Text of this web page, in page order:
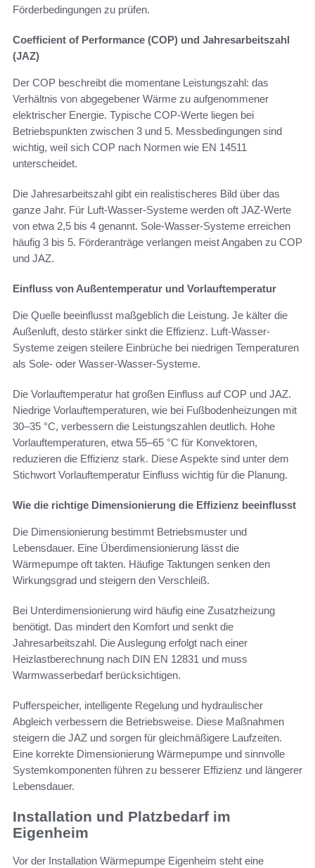
Förderbedingungen zu prüfen.
Coefficient of Performance (COP) und Jahresarbeitszahl
(JAZ)
Der COP beschreibt die momentane Leistungszahl: das
Verhältnis von abgegebener Wärme zu aufgenommener
elektrischer Energie. Typische COP-Werte liegen bei
Betriebspunkten zwischen 3 und 5. Messbedingungen sind
wichtig, weil sich COP nach Normen wie EN 14511
unterscheidet.
Die Jahresarbeitszahl gibt ein realistischeres Bild über das
ganze Jahr. Für Luft-Wasser-Systeme werden oft JAZ-Werte
von etwa 2,5 bis 4 genannt. Sole-Wasser-Systeme erreichen
häufig 3 bis 5. Förderanträge verlangen meist Angaben zu COP
und JAZ.
Einfluss von Außentemperatur und Vorlauftemperatur
Die Quelle beeinflusst maßgeblich die Leistung. Je kälter die
Außenluft, desto stärker sinkt die Effizienz. Luft-Wasser-
Systeme zeigen steilere Einbrüche bei niedrigen Temperaturen
als Sole- oder Wasser-Wasser-Systeme.
Die Vorlauftemperatur hat großen Einfluss auf COP und JAZ.
Niedrige Vorlauftemperaturen, wie bei Fußbodenheizungen mit
30–35 °C, verbessern die Leistungszahlen deutlich. Hohe
Vorlauftemperaturen, etwa 55–65 °C für Konvektoren,
reduzieren die Effizienz stark. Diese Aspekte sind unter dem
Stichwort Vorlauftemperatur Einfluss wichtig für die Planung.
Wie die richtige Dimensionierung die Effizienz beeinflusst
Die Dimensionierung bestimmt Betriebsmuster und
Lebensdauer. Eine Überdimensionierung lässt die
Wärmepumpe oft takten. Häufige Taktungen senken den
Wirkungsgrad und steigern den Verschleiß.
Bei Unterdimensionierung wird häufig eine Zusatzheizung
benötigt. Das mindert den Komfort und senkt die
Jahresarbeitszahl. Die Auslegung erfolgt nach einer
Heizlastberechnung nach DIN EN 12831 und muss
Warmwasserbedarf berücksichtigen.
Pufferspeicher, intelligente Regelung und hydraulischer
Abgleich verbessern die Betriebsweise. Diese Maßnahmen
steigern die JAZ und sorgen für gleichmäßigere Laufzeiten.
Eine korrekte Dimensionierung Wärmepumpe und sinnvolle
Systemkomponenten führen zu besserer Effizienz und längerer
Lebensdauer.
Installation und Platzbedarf im
Eigenheim
Vor der Installation Wärmepumpe Eigenheim steht eine